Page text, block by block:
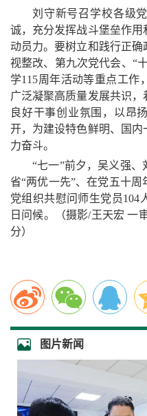
刘守新号召学校各级
诚，充分发挥战斗堡垒作
动员力。要树立和践行正
视整改、第九次党代会、“
学115周年活动等重点工作
广泛凝聚高质量发展共识
良好干事创业氛围，以昂
开，为建设特色鲜明、国
力奋斗。
“七一”前夕，吴义强
省“两优一先”、在党五十
党组织共慰问师生党员104
日问候。
（摄影/王天宏 一
分）
图片新闻